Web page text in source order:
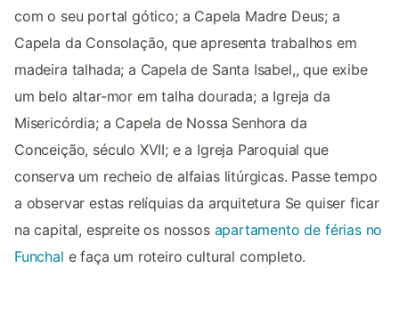
com o seu portal gótico; a Capela Madre Deus; a
Capela da Consolação, que apresenta trabalhos em
madeira talhada; a Capela de Santa Isabel,, que exibe
um belo altar-mor em talha dourada; a Igreja da
Misericórdia; a Capela de Nossa Senhora da
Conceição, século XVII; e a Igreja Paroquial que
conserva um recheio de alfaias litúrgicas. Passe tempo
a observar estas relíquias da arquitetura Se quiser ficar
na capital, espreite os nossos apartamento de férias no
Funchal e faça um roteiro cultural completo.